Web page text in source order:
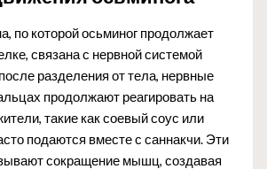
по которой осьминог продолжает
связана с нервной системой
разделения от тела, нервные
продолжают реагировать на
такие как соевый соус или
подаются вместе с саннакчи. Эти
сокращение мышц, создавая